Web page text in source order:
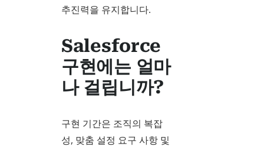
추진력을 유지합니다.
Salesforce
구현에는 얼마
나 걸립니까?
구현 기간은 조직의 복잡
성, 맞춤 설정 요구 사항 및